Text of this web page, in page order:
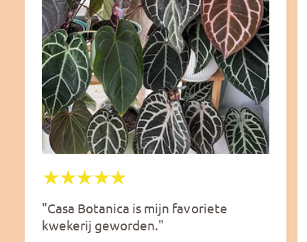
"Casa Botanica is mijn favoriete
kwekerij geworden."